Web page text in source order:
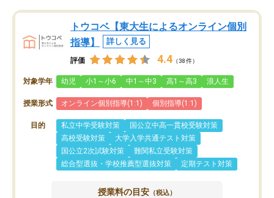
トウコベ【東大生によるオンライン個別
指導】
詳しく見る
評価 4.4 （38件）
対象学年 幼児 小1～小6 中1～中3 高1～高3 浪人生
授業形式 オンライン個別指導(1:1) 個別指導(1:1)
目的 私立中学受験対策
国公立中高一貫校受験対策
高校受験対策
大学入学共通テスト対策
国公立2次試験対策
難関私立受験対策
総合型選抜・学校推薦型選抜対策
定期テスト対策
授業料の目安 （税込）